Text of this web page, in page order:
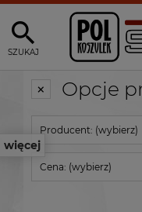
SZUKAJ
więcej
Opcje
Producent: (wybierz)
Cena: (wybierz)